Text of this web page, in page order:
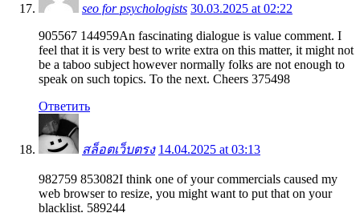
seo for psychologists 30.03.2025 at 02:22
905567 144959An fascinating dialogue is value comment. I
feel that it is very best to write extra on this matter, it might not
be a taboo subject however normally folks are not enough to
speak on such topics. To the next. Cheers 375498
Ответить
สล็อตเว็บตรง 14.04.2025 at 03:13
982759 853082I think one of your commercials caused my
web browser to resize, you might want to put that on your
blacklist. 589244